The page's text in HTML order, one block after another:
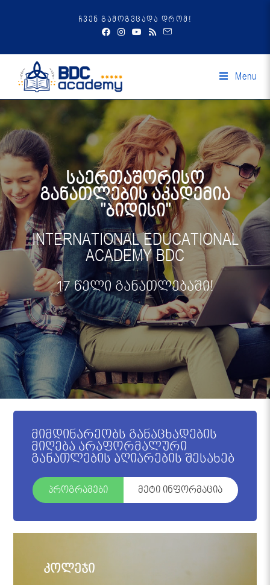
ჩვენ გამოგვცადა დრომ!
Menu
საერთაშორისო
განათლების აკადემია
"ბიდისი"
INTERNATIONAL EDUCATIONAL
ACADEMY BDC
17 წელი განათლებაში!
მიმდინარეობს განაცხადების
მიღება არაფორმალური
განათლების აღიარების შესახებ
პროგრამები მეტი ინფორმაცია
კოლეჯი